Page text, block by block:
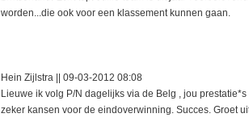
worden...die ook voor een klassement kunnen gaan.
Hein Zijlstra || 09-03-2012 08:08
Lieuwe ik volg P/N dagelijks via de Belg , jou
zeker kansen voor de eindoverwinning. Succes. Groet